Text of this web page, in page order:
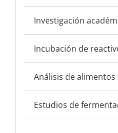
Investigación
Incubación de
Análisis de alimentos
Estudios de